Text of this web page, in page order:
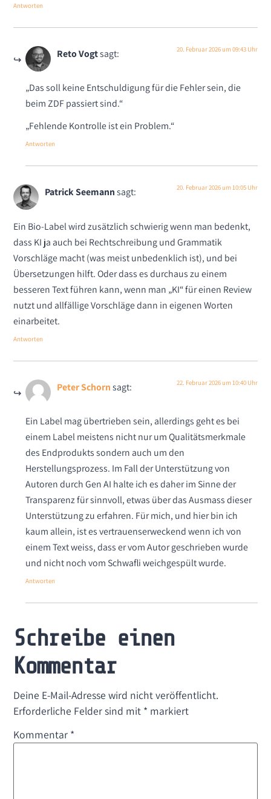
Antworten
Reto Vogtsagt: 20. Februar 2026 um 09:43 Uhr
„Das soll keine Entschuldigung für die Fehler sein, die
beim ZDF passiert sind.“
„Fehlende Kontrolle ist ein Problem.“
Antworten
Patrick Seemann sagt: 20. Februar 2026 um 10:05 Uhr
Ein Bio-Label wird zusätzlich schwierig wenn man bedenkt,
dass KI ja auch bei Rechtschreibung und Grammatik
Vorschläge macht (was meist unbedenklich ist), und bei
Übersetzungen hilft. Oder dass es durchaus zu einem
besseren Text führen kann, wenn man „KI“ für einen Review
nutzt und allfällige Vorschläge dann in eigenen Worten
einarbeitet.
Antworten
Peter Schorn sagt: 22. Februar 2026 um 10:40 Uhr
Ein Label mag übertrieben sein, allerdings geht es bei
einem Label meistens nicht nur um Qualitätsmerkmale
des Endprodukts sondern auch um den
Herstellungsprozess. Im Fall der Unterstützung von
Autoren durch Gen AI halte ich es daher im Sinne der
Transparenz für sinnvoll, etwas über das Ausmass dieser
Unterstützung zu erfahren. Für mich, und hier bin ich
kaum allein, ist es vertrauenserweckend wenn ich von
einem Text weiss, dass er vom Autor geschrieben wurde
und nicht noch vom Schwafli weichgespült wurde.
Antworten
Schreibe einen
Kommentar
Deine E-Mail-Adresse wird nicht veröffentlicht.
Erforderliche Felder sind mit * markiert
Kommentar *